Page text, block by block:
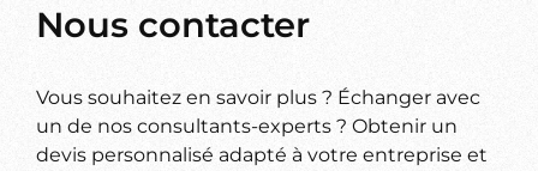
Nous contacter
Vous souhaitez en savoir plus ? Échanger avec
un de nos consultants-experts ? Obtenir un
devis personnalisé adapté à votre entreprise et